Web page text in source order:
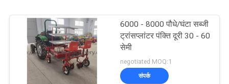
6000 - 8000 पौधे/घंटा सब्जी
ट्रांसप्लांटर पंक्ति दूरी 30 - 60
सेमी
negotiated MOQ:1
संपर्क